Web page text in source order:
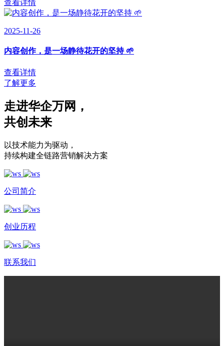
查看详情
2025-11-26
内容创作，是一场静待花开的坚持 🌱
查看详情
了解更多
走进华企万网 ，
共创未来
以技术能力为驱动 ，
持续构建全链路营销解决方案
公司简介
创业历程
联系我们